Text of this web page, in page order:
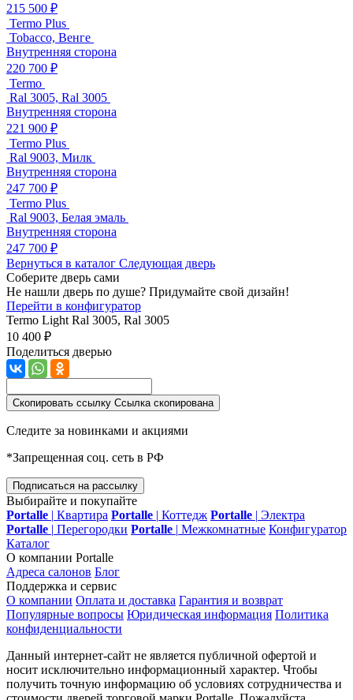
215 500 ₽
Termo Plus
Tobacco, Венге
Внутренняя сторона
220 700 ₽
Termo
Ral 3005, Ral 3005
Внутренняя сторона
221 900 ₽
Termo Plus
Ral 9003, Милк
Внутренняя сторона
247 700 ₽
Termo Plus
Ral 9003, Белая эмаль
Внутренняя сторона
247 700 ₽
Вернуться в каталог Следующая дверь
Соберите дверь сами
Не нашли дверь по душе? Придумайте свой дизайн!
Перейти в конфигуратор
Termo Light Ral 3005, Ral 3005
10 400 ₽
Поделиться дверью
Скопировать ссылку Ссылка скопирована
Следите за новинками и акциями
*Запрещенная соц. сеть в РФ
Подписаться на рассылку
Выбирайте и покупайте
Portalle | Квартира Portalle | Коттедж Portalle | Электра
Portalle | Перегородки Portalle | Межкомнатные Конфигуратор
Каталог
О компании Portalle
Адреса салонов Блог
Поддержка и сервис
О компании Оплата и доставка Гарантия и возврат
Популярные вопросы Юридическая информация Политика
конфиденциальности
Данный интернет-сайт не является публичной офертой и
носит исключительно информационный характер. Чтобы
получить точную информацию об условиях сотрудничества и